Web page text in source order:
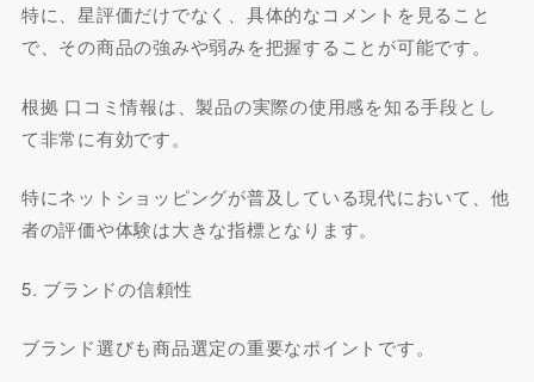
特に、星評価だけでなく、具体的なコメントを見ること
で、その商品の強みや弱みを把握することが可能です。
根拠 口コミ情報は、製品の実際の使用感を知る手段とし
て非常に有効です。
特にネットショッピングが普及している現代において、他
者の評価や体験は大きな指標となります。
5. ブランドの信頼性
ブランド選びも商品選定の重要なポイントです。